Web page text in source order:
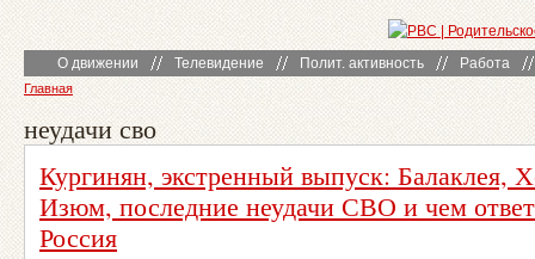
О движении Телевидение Полит. активность Работа
Главная
неудачи сво
Кургинян, экстренный выпуск: Балаклея,
Изюм, последние неудачи СВО и чем
Россия